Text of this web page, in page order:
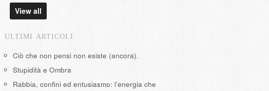
View all
ULTIMI ARTICOLI
Ciò che non pensi non esiste (ancora).
Stupidità e Ombra
Rabbia, confini ed entusiasmo: l’energia che